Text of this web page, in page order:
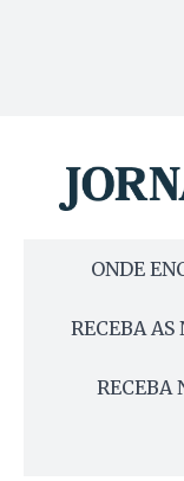
ONDE
RECEBA AS
RECEBA